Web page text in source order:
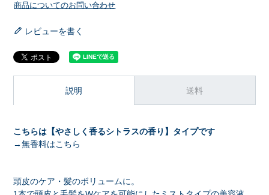
商品についてのお問い合わせ
レビューを書く
説明 送料
こちらは【やさしく香るシトラスの香り】タイプです
→無香料はこちら
頭皮のケア・髪のボリュームに。